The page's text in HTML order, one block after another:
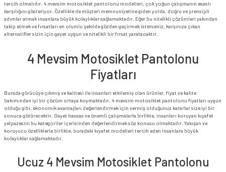
tercih olmalıdır. 4 mevsim motosiklet pantolonu modelleri, çok yoğun çalışmanın esaslı
karşılığını gösteriyor. Özellikle de müşteri memnuniyetine giden yolda, doğru ve prensipli
adımlar atmak insanlara büyük kolaylıklar sağlamaktadır. Eğer bu nitelikli çözümleri yakından
takip etmek ve fırsatları en olumlu şekilde gözden geçirmek isterseniz, karşınıza çıkan
alternatifler sizin için gayet uygun ve nitelikli bir fırsat yaratacaktır.
4 Mevsim Motosiklet Pantolonu
Fiyatları
Burada görücüye çıkmış ve kalitesi ile insanları etkilemiş olan ürünler, fiyat ve kalite
bakımından iyi bir çözüm ortaya koymaktadır. 4 mevsim motosiklet pantolonu fiyatları uygun
olduğu gibi, ekonomik avantajları değerlendirmek için vermiş olduğunuz kararlar size iyi bir
sonuca götürecektir. Gayet hassas ve önemli çalışmalarla birlikte, insanları koruyan kıyafet
yelpazesini bu kategoriler içerisinden değerlendirmek söz konusu olmaktadır. Yakışan ve
koruyucu özelliklerle birlikte, buradaki kıyafet modelleri tercih eden insanlara büyük
kolaylıklar sağlamaktadır.
Ucuz 4 Mevsim Motosiklet Pantolonu